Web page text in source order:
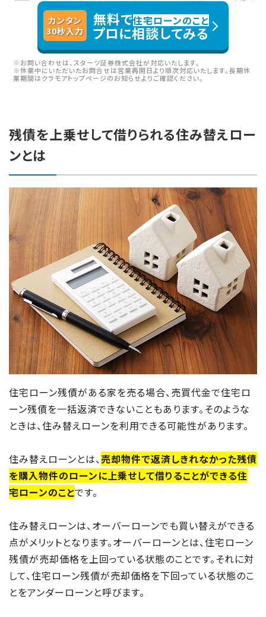
カンタン
30秒入力
無料で住宅ローンのこと
プロに相談してみる
※お問い合わせは、スターツ証券株式会社が対応いたします。
※休業中にいただいたお問合せは営業再開日より順次対応いたします。長期休
業期間はクラモアトップページのお知らせよりご確認ください。
残債を上乗せして借りられる住み替えロー
ンとは
住宅ローン残債がある家を売る場合、売買代金で住宅ロ
ーン残債を一括返済できないこともあります。そのような
ときは、住み替えローンを利用できる可能性があります。
住み替えローンとは、 売却物件で返済しきれなかった残債
を購入物件のローンに上乗せして借りることができる住
宅ローンのことです。
住み替えローンは、オーバーローンでも買い替えができる
点がメリットとなります。オーバーローンとは、住宅ローン
残債が売却価格を上回っている状態のことです。それに対
して、住宅ローン残債が売却価格を下回っている状態のこ
とをアンダーローンと呼びます。